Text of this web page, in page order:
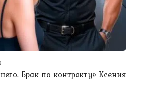
Брак по контракту» Ксения